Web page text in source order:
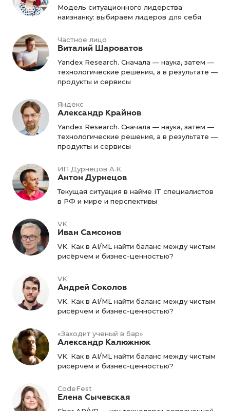
Модель ситуационного лидерства
наизнанку: выбираем лидеров для себя
Частное лицо
Виталий Шароватов
Yandex Research. Сначала — наука, затем —
технологические решения, а в результате —
продукты и сервисы
Яндекс
Александр Крайнов
Yandex Research. Сначала — наука, затем —
технологические решения, а в результате —
продукты и сервисы
ИП Дурнецов А.К.
Антон Дурнецов
Текущая ситуация в найме IT специалистов
в РФ и мире и перспективы
VK
Иван Самсонов
VK. Как в AI/ML найти баланс между чистым
рисёрчем и бизнес-ценностью?
VK
Андрей Соколов
VK. Как в AI/ML найти баланс между чистым
рисёрчем и бизнес-ценностью?
«Заходит ученый в бар»
Александр Калюжнюк
VK. Как в AI/ML найти баланс между чистым
рисёрчем и бизнес-ценностью?
CodeFest
Елена Сычевская